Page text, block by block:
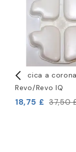
Vescica a
Revo/Revo IQ
18,75 £ 37,50